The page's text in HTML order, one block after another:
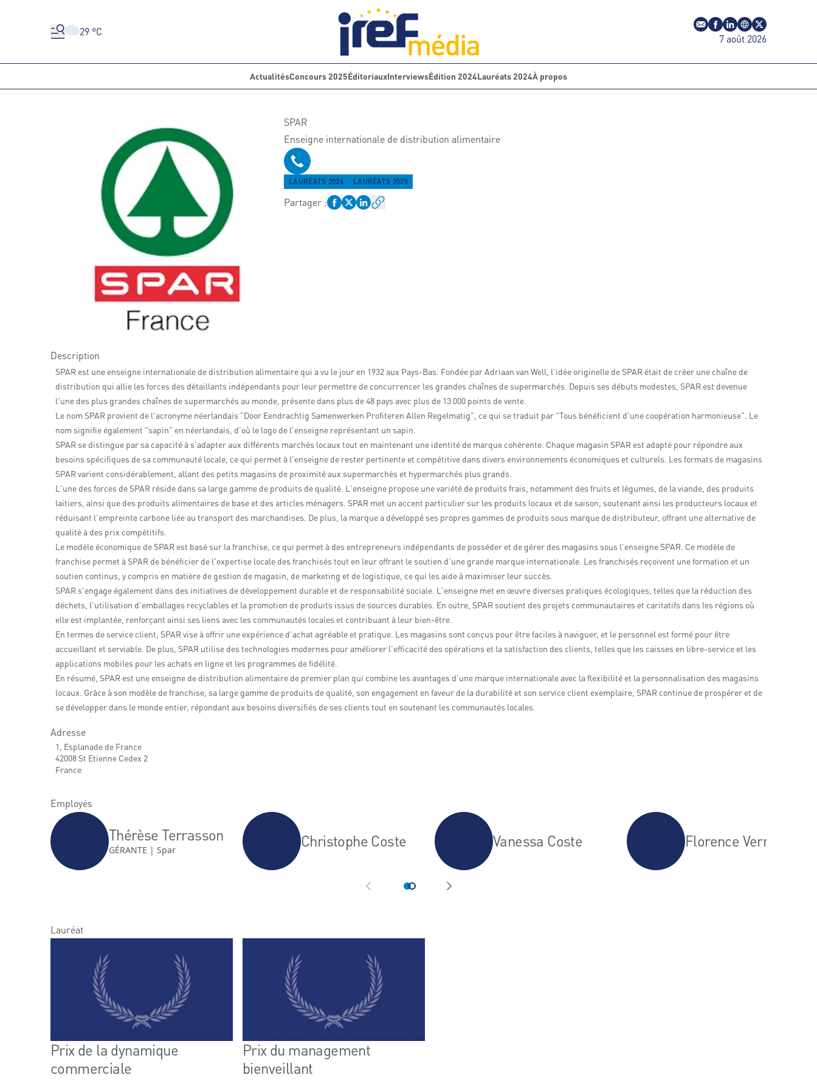
29 °C
E-mailProfil Facebook
Profil LinkedIn
Site webProfil Twitter
7 août 2026
ActualitésConcours 2025ÉditoriauxInterviewsÉdition 2024Lauréats 2024À propos
SPAR
Enseigne internationale de distribution alimentaire
Téléphone
LAURÉATS 2024 LAURÉATS 2025
Partager :
Description
SPAR est une enseigne internationale de distribution alimentaire qui a vu le jour en 1932 aux Pays-Bas. Fondée par Adriaan van Well, l'idée originelle de SPAR était de créer une chaîne de
distribution qui allie les forces des détaillants indépendants pour leur permettre de concurrencer les grandes chaînes de supermarchés. Depuis ses débuts modestes, SPAR est devenue
l'une des plus grandes chaînes de supermarchés au monde, présente dans plus de 48 pays avec plus de 13 000 points de vente.
Le nom SPAR provient de l'acronyme néerlandais "Door Eendrachtig Samenwerken Profiteren Allen Regelmatig", ce qui se traduit par "Tous bénéficient d'une coopération harmonieuse". Le
nom signifie également "sapin" en néerlandais, d'où le logo de l'enseigne représentant un sapin.
SPAR se distingue par sa capacité à s'adapter aux différents marchés locaux tout en maintenant une identité de marque cohérente. Chaque magasin SPAR est adapté pour répondre aux
besoins spécifiques de sa communauté locale, ce qui permet à l'enseigne de rester pertinente et compétitive dans divers environnements économiques et culturels. Les formats de magasins
SPAR varient considérablement, allant des petits magasins de proximité aux supermarchés et hypermarchés plus grands.
L'une des forces de SPAR réside dans sa large gamme de produits de qualité. L'enseigne propose une variété de produits frais, notamment des fruits et légumes, de la viande, des produits
laitiers, ainsi que des produits alimentaires de base et des articles ménagers. SPAR met un accent particulier sur les produits locaux et de saison, soutenant ainsi les producteurs locaux et
réduisant l'empreinte carbone liée au transport des marchandises. De plus, la marque a développé ses propres gammes de produits sous marque de distributeur, offrant une alternative de
qualité à des prix compétitifs.
Le modèle économique de SPAR est basé sur la franchise, ce qui permet à des entrepreneurs indépendants de posséder et de gérer des magasins sous l'enseigne SPAR. Ce modèle de
franchise permet à SPAR de bénéficier de l'expertise locale des franchisés tout en leur offrant le soutien d'une grande marque internationale. Les franchisés reçoivent une formation et un
soutien continus, y compris en matière de gestion de magasin, de marketing et de logistique, ce qui les aide à maximiser leur succès.
SPAR s'engage également dans des initiatives de développement durable et de responsabilité sociale. L'enseigne met en œuvre diverses pratiques écologiques, telles que la réduction des
déchets, l'utilisation d'emballages recyclables et la promotion de produits issus de sources durables. En outre, SPAR soutient des projets communautaires et caritatifs dans les régions où
elle est implantée, renforçant ainsi ses liens avec les communautés locales et contribuant à leur bien-être.
En termes de service client, SPAR vise à offrir une expérience d'achat agréable et pratique. Les magasins sont conçus pour être faciles à naviguer, et le personnel est formé pour être
accueillant et serviable. De plus, SPAR utilise des technologies modernes pour améliorer l'efficacité des opérations et la satisfaction des clients, telles que les caisses en libre-service et les
applications mobiles pour les achats en ligne et les programmes de fidélité.
En résumé, SPAR est une enseigne de distribution alimentaire de premier plan qui combine les avantages d'une marque internationale avec la flexibilité et la personnalisation des magasins
locaux. Grâce à son modèle de franchise, sa large gamme de produits de qualité, son engagement en faveur de la durabilité et son service client exemplaire, SPAR continue de prospérer et de
se développer dans le monde entier, répondant aux besoins diversifiés de ses clients tout en soutenant les communautés locales.
Adresse
1, Esplanade de France
42008 St Etienne Cedex 2
France
Employés
Thérèse Terrasson
GÉRANTE | Spar Christophe Coste Vanessa Coste Florence Verral
Lauréat
Prix de la dynamique
commerciale
Prix du management
bienveillant